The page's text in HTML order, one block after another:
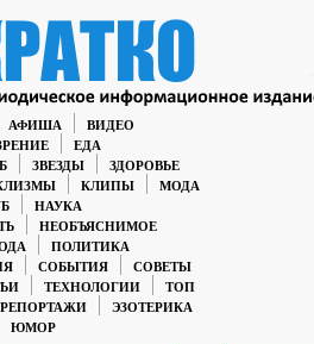
АФИША
ВИДЕО
ЕДА
ЗВЕЗДЫ
ЗДОРОВЬЕ
КЛИПЫ
МОДА
НАУКА
НЕОБЪЯСНИМОЕ
ПОЛИТИКА
СОБЫТИЯ
СОВЕТЫ
ТЕХНОЛОГИИ
ТОП
ЭЗОТЕРИКА
ЮМОР